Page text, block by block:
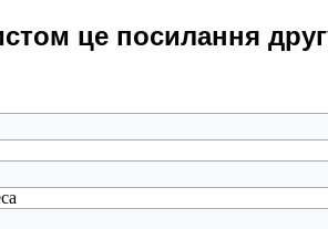
це посилання